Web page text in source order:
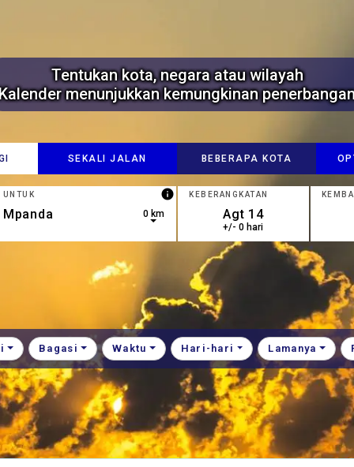
Tentukan kota, negara atau wilayah
menunjukkan kemungkinan
SEKALI JALAN BEBERAPA KOTA
are available, use up and down arrow keys to navigate.
UNTUK info
0 km
KEBERANGKATAN
+/- 0 hari
Bagasi Waktu Hari-hari Lamanya